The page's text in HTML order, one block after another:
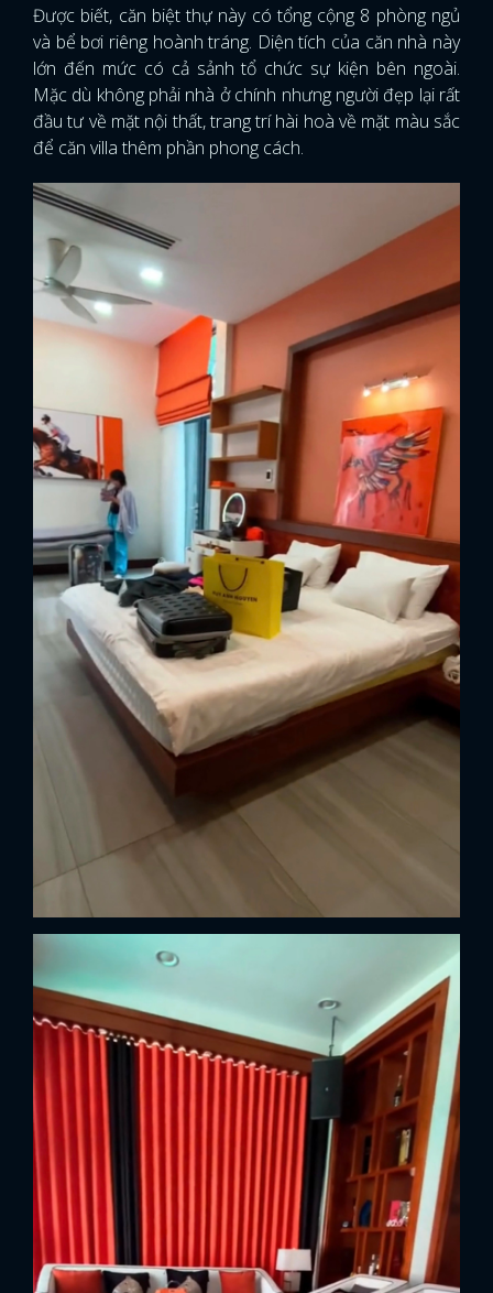
Được biết, căn biệt thự này có tổng cộng 8 phòng ngủ
và bể bơi riêng hoành tráng. Diện tích của căn nhà này
lớn đến mức có cả sảnh tổ chức sự kiện bên ngoài.
Mặc dù không phải nhà ở chính nhưng người đẹp lại rất
đầu tư về mặt nội thất, trang trí hài hoà về mặt màu sắc
để căn villa thêm phần phong cách.